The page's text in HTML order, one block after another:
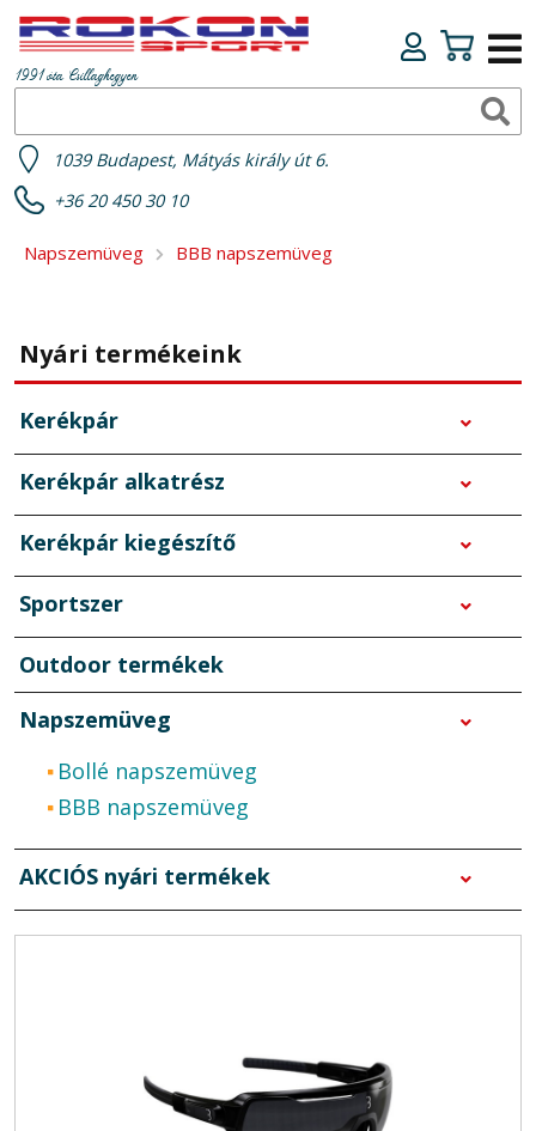
1991 óta Csillaghegyen
1039 Budapest, Mátyás király út 6.
+36 20 450 30 10
Napszemüveg BBB napszemüveg
Nyári termékeink
Kerékpár
Kerékpár alkatrész
Kerékpár kiegészítő
Sportszer
Outdoor termékek
Napszemüveg
Bollé napszemüveg
BBB napszemüveg
AKCIÓS nyári termékek